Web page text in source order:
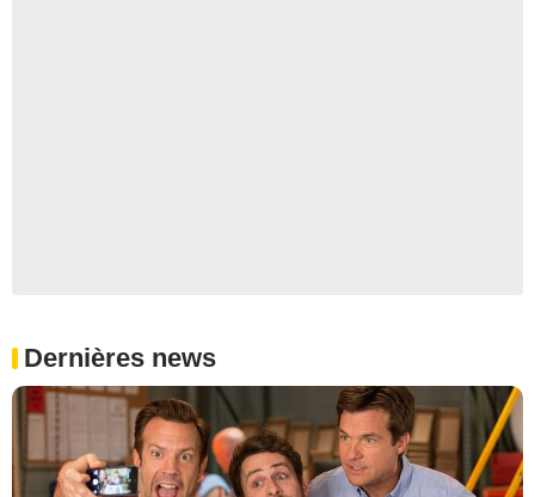
Dernières news